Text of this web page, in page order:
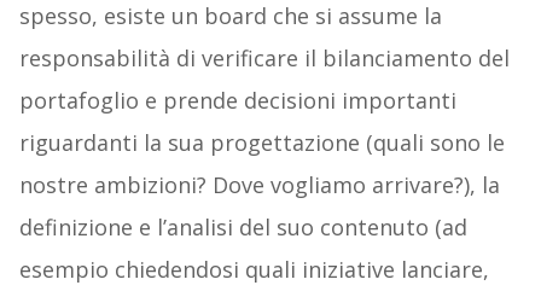
spesso, esiste un board che si assume la
responsabilità di verificare il bilanciamento del
portafoglio e prende decisioni importanti
riguardanti la sua progettazione (quali sono le
nostre ambizioni? Dove vogliamo arrivare?), la
definizione e l’analisi del suo contenuto (ad
esempio chiedendosi quali iniziative lanciare,